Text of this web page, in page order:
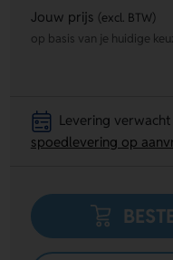
Jouw prijs (excl. BTW)
op basis van je huidige
Levering
spoedlevering op